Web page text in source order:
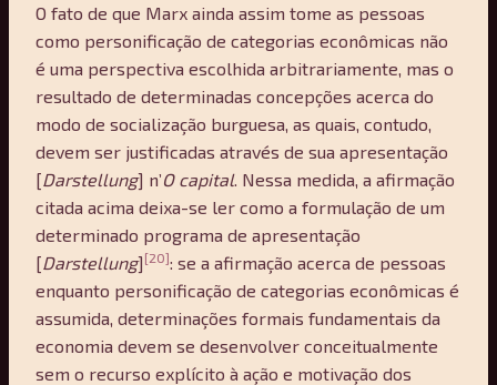
O fato de que Marx ainda assim tome as pessoas
como personificação de categorias econômicas não
é uma perspectiva escolhida arbitrariamente, mas o
resultado de determinadas concepções acerca do
modo de socialização burguesa, as quais, contudo,
devem ser justificadas através de sua apresentação
[Darstellung] n’O capital. Nessa medida, a afirmação
citada acima deixa-se ler como a formulação de um
determinado programa de apresentação
[Darstellung] [20]: se a afirmação acerca de pessoas
enquanto personificação de categorias econômicas é
assumida, determinações formais fundamentais da
economia devem se desenvolver conceitualmente
sem o recurso explícito à ação e motivação dos